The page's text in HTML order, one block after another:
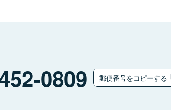
0809 郵便番号をコピーする